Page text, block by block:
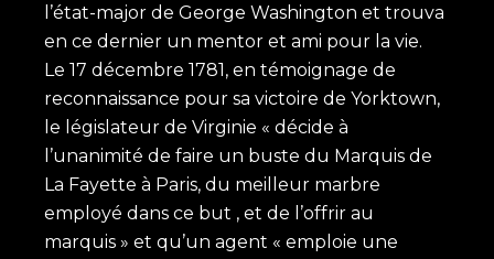
l’état-major de George Washington et trouva
en ce dernier un mentor et ami pour la vie.
Le 17 décembre 1781, en témoignage de
reconnaissance pour sa victoire de Yorktown,
le législateur de Virginie « décide à
l’unanimité de faire un buste du Marquis de
La Fayette à Paris, du meilleur marbre
employé dans ce but , et de l’offrir au
marquis » et qu’un agent « emploie une